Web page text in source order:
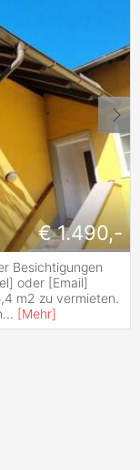
€ 1.490,-
Besichtigungen
oder [Email]
m2 zu vermieten.
... [Mehr]